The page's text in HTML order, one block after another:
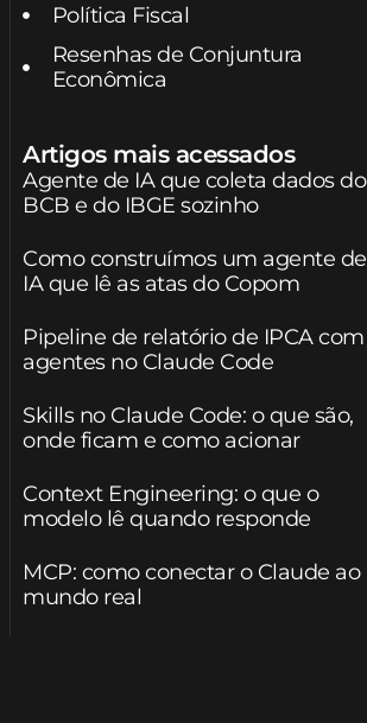
Política Fiscal
Resenhas de Conjuntura
Econômica
Artigos mais acessados
Agente de IA que coleta dados do
BCB e do IBGE sozinho
Como construímos um agente de
IA que lê as atas do Copom
Pipeline de relatório de IPCA com
agentes no Claude Code
Skills no Claude Code: o que são,
onde ficam e como acionar
Context Engineering: o que o
modelo lê quando responde
MCP: como conectar o Claude ao
mundo real